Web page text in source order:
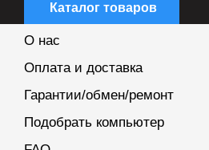
Каталог товаров
О нас
Оплата и доставка
Гарантии/обмен/ремонт
Подобрать компьютер